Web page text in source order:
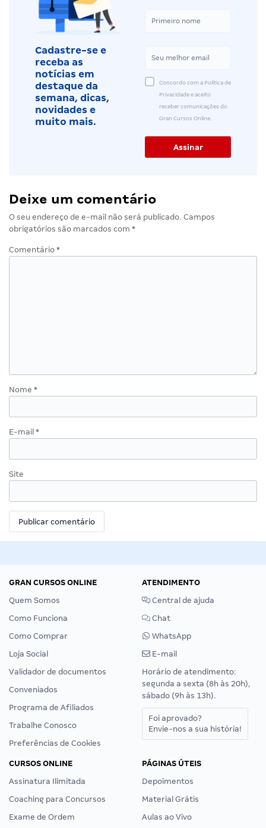
Cadastre-se e
receba as
notícias em
destaque da
semana, dicas,
novidades e
muito mais.
Concordo com a Política de
Privacidade e aceito
receber comunicações do
Gran Cursos Online.
Deixe um comentário
O seu endereço de e-mail não será publicado. Campos
obrigatórios são marcados com *
Comentário *
Nome *
E-mail *
Site
GRAN CURSOS ONLINE
Quem Somos
Como Funciona
Como Comprar
Loja Social
Validador de documentos
Conveniados
Programa de Afiliados
Trabalhe Conosco
Preferências de Cookies
ATENDIMENTO
Central de ajuda
Chat
WhatsApp
E-mail
Horário de atendimento:
segunda a sexta (8h às 20h),
sábado (9h às 13h).
Foi aprovado?
Envie-nos a sua história!
CURSOS ONLINE
Assinatura Ilimitada
Coaching para Concursos
Exame de Ordem
PÁGINAS ÚTEIS
Depoimentos
Material Grátis
Aulas ao Vivo